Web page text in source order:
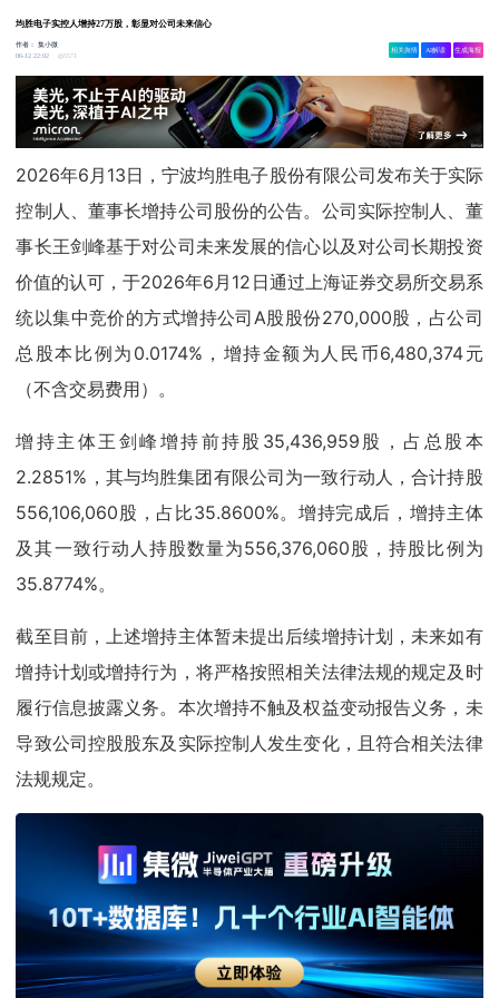
均胜电子实控人增持27万股，彰显对公司未来信心
作者：集小微
06-12 22:02
5571
相关舆情 AI解读 生成海报
2026年6月13日，宁波均胜电子股份有限公司发布关于实际
控制人、董事长增持公司股份的公告。公司实际控制人、董
事长王剑峰基于对公司未来发展的信心以及对公司长期投资
价值的认可，于2026年6月12日通过上海证券交易所交易系
统以集中竞价的方式增持公司A股股份270,000股，占公司
总股本比例为0.0174%，增持金额为人民币6,480,374元
（不含交易费用）。
增持主体王剑峰增持前持股35,436,959股，占总股本
2.2851%，其与均胜集团有限公司为一致行动人，合计持股
556,106,060股，占比35.8600%。增持完成后，增持主体
及其一致行动人持股数量为556,376,060股，持股比例为
35.8774%。
截至目前，上述增持主体暂未提出后续增持计划，未来如有
增持计划或增持行为，将严格按照相关法律法规的规定及时
履行信息披露义务。本次增持不触及权益变动报告义务，未
导致公司控股股东及实际控制人发生变化，且符合相关法律
法规规定。